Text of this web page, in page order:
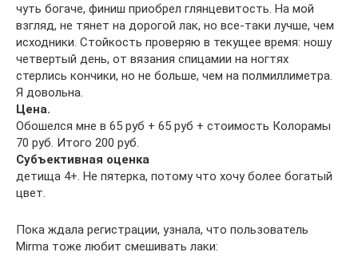
чуть богаче, финиш приобрел глянцевитость. На мой
взгляд, не тянет на дорогой лак, но все-таки лучше, чем
исходники. Стойкость проверяю в текущее время: ношу
четвертый день, от вязания спицамии на ногтях
стерлись кончики, но не больше, чем на полмиллиметра.
Я довольна.
Цена.
Обошелся мне в 65 руб + 65 руб + стоимость Колорамы
70 руб. Итого 200 руб.
Субъективная оценка
детища 4+. Не пятерка, потому что хочу более богатый
цвет.
Пока ждала регистрации, узнала, что пользователь
Mirma тоже любит смешивать лаки: